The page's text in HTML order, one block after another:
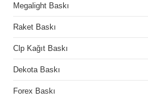
Megalight Baskı
Raket Baskı
Clp Kağıt Baskı
Dekota Baskı
Forex Baskı